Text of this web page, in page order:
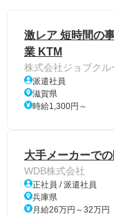
激レア 短時間の
業 KTM
株式会社ジョブクル
派遣社員
滋賀県
時給1,300円～
大手メーカーで
WDB株式会社
正社員 / 派遣社員
兵庫県
月給26万円～32万円